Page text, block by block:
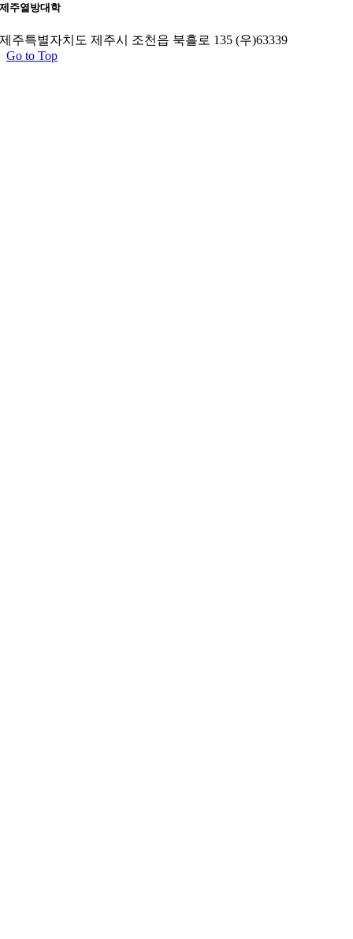
제주열방대학
제주특별자치도 제주시 조천읍 북흘로 135 (우)63339
Go to Top